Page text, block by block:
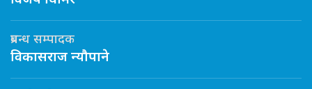
प्रबन्ध सम्पादक
विकासराज न्यौपाने